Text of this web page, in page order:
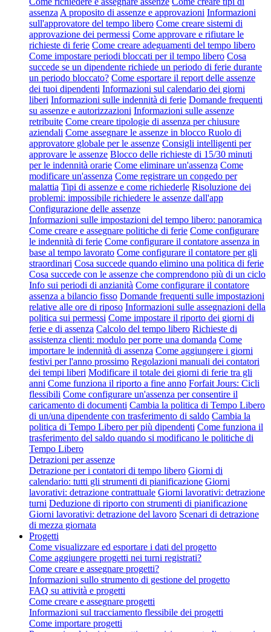
assenza A proposito di assenze e approvazioni Informazioni
sull'approvatore del tempo libero Come creare sistemi di
approvazione dei permessi Come approvare e rifiutare le
richieste di ferie Come creare adeguamenti del tempo libero
Come impostare periodi bloccati per il tempo libero Cosa
succede se un dipendente richiede un periodo di ferie durante
un periodo bloccato? Come esportare il report delle assenze
dei tuoi dipendenti Informazioni sul calendario dei giorni
liberi Informazioni sulle indennità di ferie Domande frequenti
su assenze e autorizzazioni Informazioni sulle assenze
retribuite Come creare tipologie di assenza per chiusure
aziendali Come assegnare le assenze in blocco Ruolo di
approvatore globale per le assenze Consigli intelligenti per
approvare le assenze Blocco delle richieste di 15/30 minuti
per le indennità orarie Come eliminare un'assenza Come
modificare un'assenza Come registrare un congedo per
malattia Tipi di assenze e come richiederle Risoluzione dei
problemi: impossibile richiedere le assenze dall'app
Configurazione delle assenze
Informazioni sulle impostazioni del tempo libero: panoramica
Come creare e assegnare politiche di ferie Come configurare
le indennità di ferie Come configurare il contatore assenza in
base al tempo lavorato Come configurare il contatore per gli
straordinari Cosa succede quando elimino una politica di ferie
Cosa succede con le assenze che comprendono più di un ciclo
Info sui periodi di anzianità Come configurare il contatore
assenza a bilancio fisso Domande frequenti sulle impostazioni
relative alle ore di riposo Informazioni sulle assegnazioni della
politica sui permessi Come impostare il riporto dei giorni di
ferie e di assenza Calcolo del tempo libero Richieste di
assistenza clienti: modulo per porre una domanda Come
importare le indennità di assenza Come aggiungere i giorni
festivi per l'anno prossimo Regolazioni manuali dei contatori
dei tempi liberi Modificare il totale dei giorni di ferie tra gli
anni Come funziona il riporto a fine anno Forfait Jours: Cicli
flessibili Come configurare un'assenza per consentire il
caricamento di documenti Cambia la politica di Tempo Libero
di un/una dipendente con trasferimento di saldo Cambia la
politica di Tempo Libero per più dipendenti Come funziona il
trasferimento del saldo quando si modificano le politiche di
Tempo Libero
Detrazioni per assenze
Detrazione per i contatori di tempo libero Giorni di
calendario: tutti gli strumenti di pianificazione Giorni
lavorativi: detrazione contrattuale Giorni lavorativi: detrazione
turni Deduzione di riporto con strumenti di pianificazione
Giorni lavorativi: detrazione del lavoro Scenari di detrazione
di mezza giornata
Progetti
Come visualizzare ed esportare i dati del progetto
Come aggiungere progetti nei turni registrati?
Come creare e assegnare progetti?
Informazioni sullo strumento di gestione del progetto
FAQ su attività e progetti
Come creare e assegnare progetti
Informazioni sul tracciamento flessibile dei progetti
Come importare progetti